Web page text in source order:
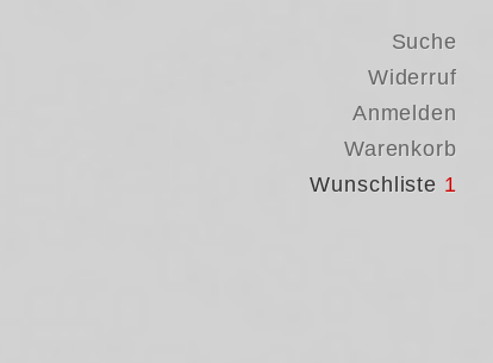
Suche
Widerruf
Anmelden
Warenkorb
Wunschliste 1